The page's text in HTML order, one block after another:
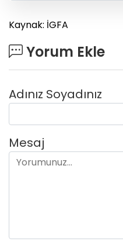
Kaynak: İGFA
Yorum Ekle
Adınız Soyadınız
Mesaj